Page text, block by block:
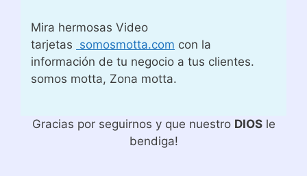
Mira hermosas Video
tarjetas somosmotta.com con la
información de tu negocio a tus clientes.
somos motta, Zona motta.
Gracias por seguirnos y que nuestro DIOSle
bendiga!